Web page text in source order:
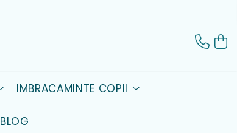
IMBRACAMINTE COPII
BLOG